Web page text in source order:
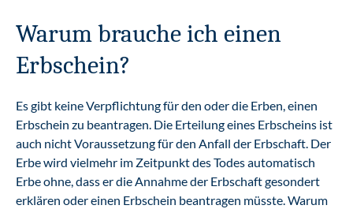
Warum brauche ich einen
Erbschein?
Es gibt keine Verpflichtung für den oder die Erben, einen
Erbschein zu beantragen. Die Erteilung eines Erbscheins ist
auch nicht Voraussetzung für den Anfall der Erbschaft. Der
Erbe wird vielmehr im Zeitpunkt des Todes automatisch
Erbe ohne, dass er die Annahme der Erbschaft gesondert
erklären oder einen Erbschein beantragen müsste. Warum